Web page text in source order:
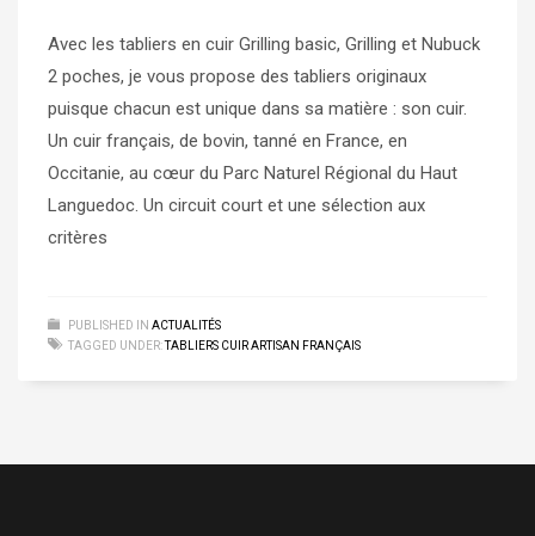
Avec les tabliers en cuir Grilling basic, Grilling et Nubuck
2 poches, je vous propose des tabliers originaux
puisque chacun est unique dans sa matière : son cuir.
Un cuir français, de bovin, tanné en France, en
Occitanie, au cœur du Parc Naturel Régional du Haut
Languedoc. Un circuit court et une sélection aux
critères
PUBLISHED IN ACTUALITÉS
TAGGED UNDER:TABLIERS CUIR ARTISAN FRANÇAIS